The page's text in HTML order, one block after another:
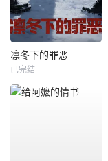
凛冬下的罪恶
已完结